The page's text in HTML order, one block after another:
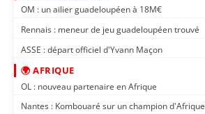
OM : un ailier guadeloupéen à 18M€
Rennais : meneur de jeu guadeloupéen trouvé
ASSE : départ officiel d'Yvann Maçon
🌍 AFRIQUE
OL : nouveau partenaire en Afrique
Nantes : Kombouaré sur un champion d'Afrique